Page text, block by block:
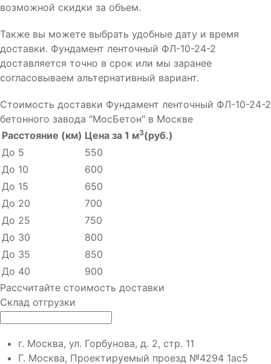
возможной скидки за объем.
Также вы можете выбрать удобные дату и время
доставки. Фундамент ленточный ФЛ-10-24-2
доставляется точно в срок или мы заранее
согласовываем альтернативный вариант.
Стоимость доставки Фундамент ленточный ФЛ-10-24-2
бетонного завода "МосБетон" в Москве
Расстояние (км) Цена за 1 м3(руб.)
До 5
550
До 10
600
До 15
650
До 20
700
До 25
750
До 30
800
До 35
850
До 40
900
Рассчитайте стоимость доставки
Склад отгрузки
г. Москва, ул. Горбунова, д. 2, стр. 11
Г. Москва, Проектируемый проезд №4294 1ас5